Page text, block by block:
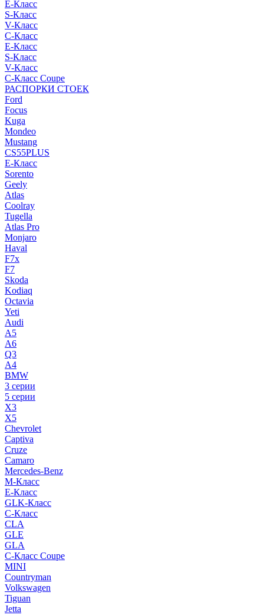
E-Класс
S-Класс
V-Класс
C-Класс
E-Класс
S-Класс
V-Класс
C-Класс Coupe
РАСПОРКИ СТОЕК
Ford
Focus
Kuga
Mondeo
Mustang
CS55PLUS
E-Класс
Sorento
Geely
Atlas
Coolray
Tugella
Atlas Pro
Monjaro
Haval
F7x
F7
Skoda
Kodiaq
Octavia
Yeti
Audi
A5
A6
Q3
A4
BMW
3 серии
5 серии
X3
X5
Chevrolet
Captiva
Cruze
Camaro
Mercedes-Benz
M-Класс
E-Класс
GLK-Класс
C-Класс
CLA
GLE
GLA
C-Класс Coupe
MINI
Countryman
Volkswagen
Tiguan
Jetta